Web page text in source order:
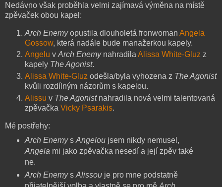
Nedávno však proběhla velmi zajímavá výměna na místě
zpěvaček obou kapel:
Arch Enemyopustila dlouholetá fronwoman Angela
Gossow, která nadále bude manažerkou kapely.
Angelu vArch EnemynahradilaAlissa White-Gluz z
kapely The Agonist.
Alissa White-Gluz odešla/byla vyhozena z The Agonist
kvůli rozdílným názorům s kapelou.
Alissu v The Agonistnahradila nová velmi talentovaná
zpěvačka Vicky Psarakis.
Mé postřehy:
Arch Enemys Angeloujsem nikdy nemusel,
Angela mi jako zpěvačka nesedí a její zpěv také
ne.
Arch Enemys Alissouje pro mne podstatně